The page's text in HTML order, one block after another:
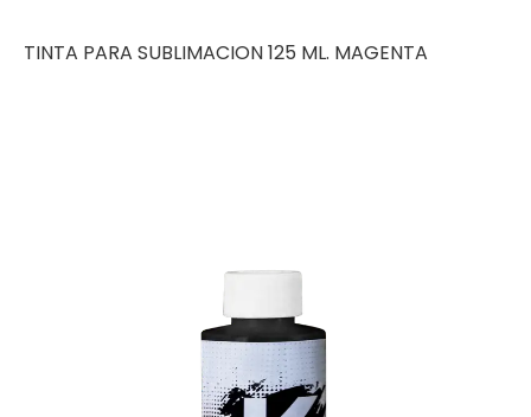
TINTA PARA SUBLIMACION 125 ML. MAGENTA